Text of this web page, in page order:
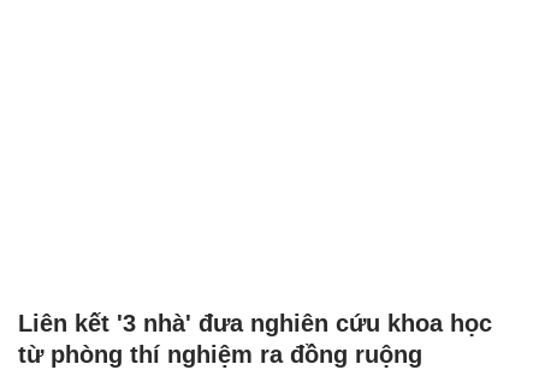
Liên kết '3 nhà' đưa nghiên cứu khoa học
từ phòng thí nghiệm ra đồng ruộng